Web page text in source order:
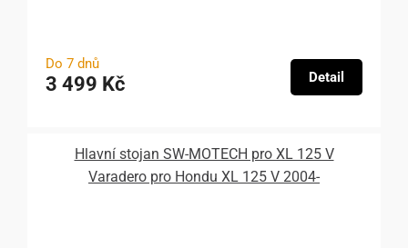
Do 7 dnů
3 499 Kč Detail
Hlavní stojan SW-MOTECH pro XL 125 V
Varadero pro Hondu XL 125 V 2004-